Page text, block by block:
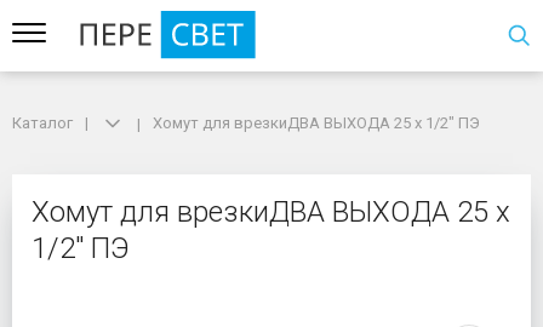
Хомут для врезкиДВА ВЫХОДА 25 х 1/2" ПЭ
Каталог Хомут для врезкиДВА ВЫХОДА 25 х 1/2" ПЭ
Хомут для врезкиДВА ВЫХОДА 25 х
1/2" ПЭ